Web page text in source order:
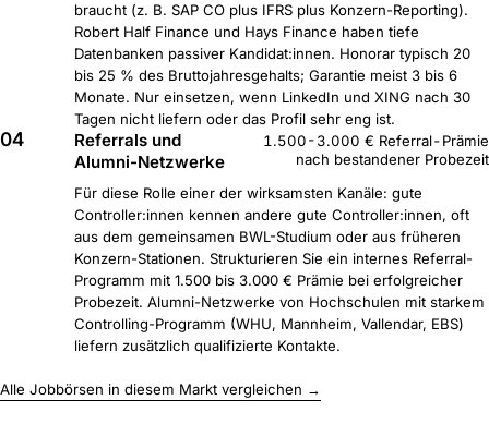
braucht (z. B. SAP CO plus IFRS plus Konzern-Reporting).
Robert Half Finance und Hays Finance haben tiefe
Datenbanken passiver Kandidat:innen. Honorar typisch 20
bis 25 % des Bruttojahresgehalts; Garantie meist 3 bis 6
Monate. Nur einsetzen, wenn LinkedIn und XING nach 30
Tagen nicht liefern oder das Profil sehr eng ist.
04
Referrals und
Alumni-Netzwerke
1.500-3.000 € Referral-Prämie
nach bestandener Probezeit
Für diese Rolle einer der wirksamsten Kanäle: gute
Controller:innen kennen andere gute Controller:innen, oft
aus dem gemeinsamen BWL-Studium oder aus früheren
Konzern-Stationen. Strukturieren Sie ein internes Referral-
Programm mit 1.500 bis 3.000 € Prämie bei erfolgreicher
Probezeit. Alumni-Netzwerke von Hochschulen mit starkem
Controlling-Programm (WHU, Mannheim, Vallendar, EBS)
liefern zusätzlich qualifizierte Kontakte.
Alle Jobbörsen in diesem Markt vergleichen →